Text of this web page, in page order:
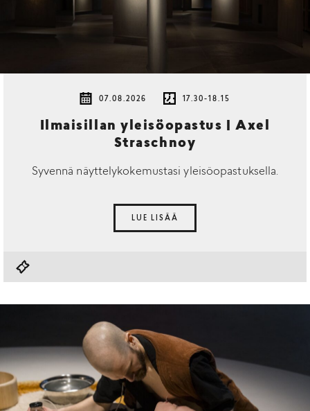
07.08.2026 17.30-18.15
Ilmaisillan yleisöopastus | Axel
Straschnoy
Syvennä näyttelykokemustasi yleisöopastuksella.
LUE LISÄÄ